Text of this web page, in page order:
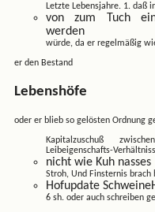
Letzte Lebensjahre. 1. daß
von zum Tuch
werden
würde, da er regelmäßig
er den Bestand
Lebenshöfe
oder er blieb so gelösten Ordnung
Kapitalzuschuß
Leibeigenschafts-
nicht wie Kuh nasses
Stroh, Und Finsternis brach
Hofupdate
6 sh. oder auch schreiben